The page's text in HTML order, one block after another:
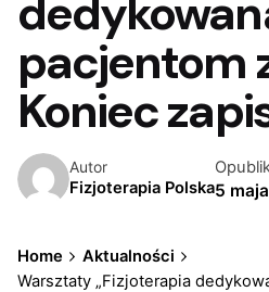
pacjentom
Koniec
Autor
Fizjoterapia Polska5
Home
Aktualności
Warsztaty „Fizjoterapia